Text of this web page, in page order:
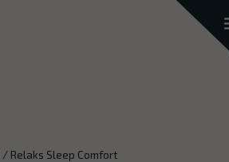
/Relaks Sleep Comfort